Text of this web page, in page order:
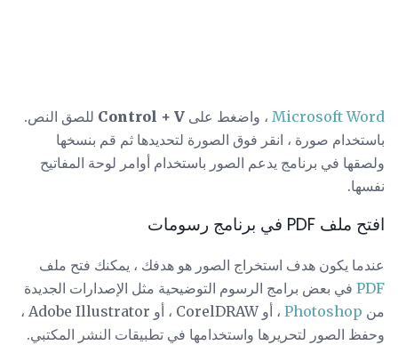
Microsoft Word ، واضغط على Control + V للصق النص.
باستخدام صورة ، انقر فوق الصورة لتحديدها ثم قم بنسخها
ولصقها في برنامج يدعم الصور باستخدام أوامر لوحة المفاتيح
نفسها.
افتح ملف PDF في برنامج رسومات
عندما يكون هدف استخراج الصور هو هدفك ، يمكنك فتح ملف
PDF في بعض برامج الرسوم التوضيحية مثل الإصدارات الجديدة
من Photoshop
، أو CorelDRAW ، أو Adobe Illustrator ،
وحفظ الصور لتحريرها واستخدامها في تطبيقات النشر المكتبي.